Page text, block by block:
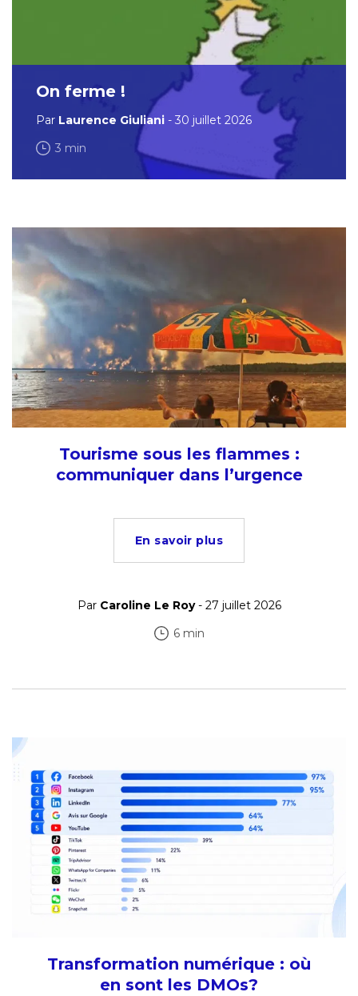
On ferme !
Par Laurence Giuliani - 30 juillet 2026
3 min
Tourisme sous les flammes :
communiquer dans l’urgence
En savoir plus
Par Caroline Le Roy- 27 juillet 2026
6 min
Transformation numérique : où
en sont les DMOs?